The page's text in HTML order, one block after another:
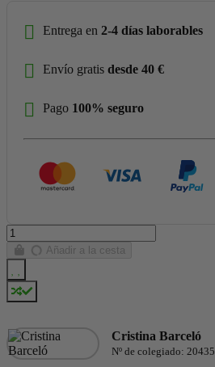
Entrega en 2-4 días laborables
Envío gratis desde 40 €
Pago 100% seguro
Añadir a la cesta
Cristina Barceló
Nº de colegiado: 20435